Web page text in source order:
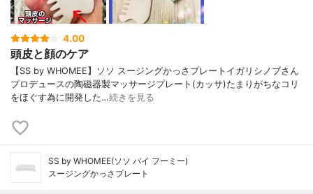
4.00
頭皮と顔のケア
【SS by WHOMEE】ソソ スージングかっさプレートイガリシノブさん
プロデュースの陶磁器製マッサージプレート(カッサ)たまりがちなコリ
をほぐす為に開発した…続きを見る
SS by WHOMEE(ソソ バイ フーミー)
スージングかっさプレート